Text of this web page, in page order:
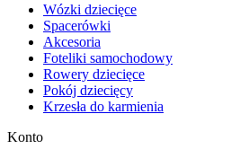
Wózki dziecięce
Spacerówki
Akcesoria
Foteliki samochodowy
Rowery dziecięce
Pokój dziecięcy
Krzesła do karmienia
Konto